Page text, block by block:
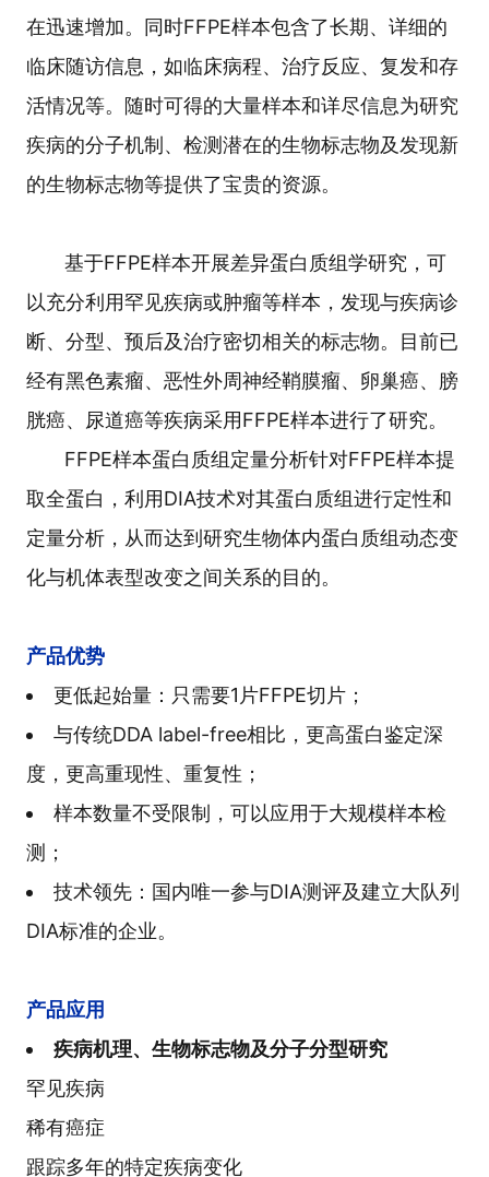
在迅速增加。同时FFPE样本包含了长期、详细的
临床随访信息，如临床病程、治疗反应、复发和存
活情况等。随时可得的大量样本和详尽信息为研究
疾病的分子机制、检测潜在的生物标志物及发现新
的生物标志物等提供了宝贵的资源。
基于FFPE样本开展差异蛋白质组学研究，可
以充分利用罕见疾病或肿瘤等样本，发现与疾病诊
断、分型、预后及治疗密切相关的标志物。目前已
经有黑色素瘤、恶性外周神经鞘膜瘤、卵巢癌、膀
胱癌、尿道癌等疾病采用FFPE样本进行了研究。
FFPE样本蛋白质组定量分析针对FFPE样本提
取全蛋白，利用DIA技术对其蛋白质组进行定性和
定量分析，从而达到研究生物体内蛋白质组动态变
化与机体表型改变之间关系的目的。
产品优势
更低起始量：只需要1片FFPE切片；
与传统DDA label-free相比，更高蛋白鉴定深
度，更高重现性、重复性；
样本数量不受限制，可以应用于大规模样本检
测；
技术领先：国内唯一参与DIA测评及建立大队列
DIA标准的企业。
产品应用
疾病机理、生物标志物及分子分型研究
罕见疾病
稀有癌症
跟踪多年的特定疾病变化